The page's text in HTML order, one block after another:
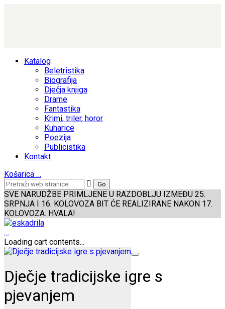
Katalog
Beletristika
Biografija
Dječja knjiga
Drame
Fantastika
Krimi, triler, horor
Kuharice
Poezija
Publicistika
Kontakt
Košarica …
SVE NARUDŽBE PRIMLJENE U RAZDOBLJU IZMEĐU 25.
SRPNJA I 16. KOLOVOZA BIT ĆE REALIZIRANE NAKON 17.
KOLOVOZA. HVALA!
…
Loading cart contents...
Dječje tradicijske igre s
pjevanjem